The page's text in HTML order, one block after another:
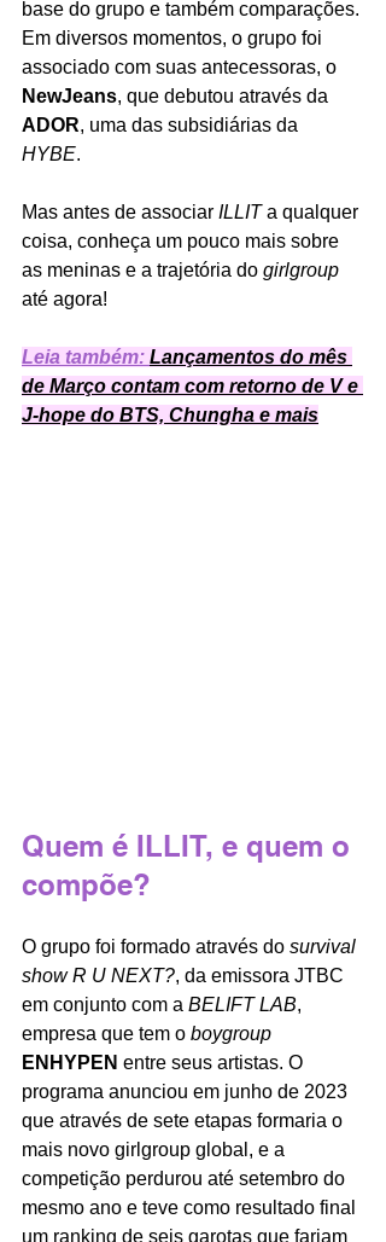
base do grupo e também comparações.
Em diversos momentos, o grupo foi
associado com suas antecessoras, o
NewJeans, que debutou através da
ADOR, uma das subsidiárias da
HYBE.
Mas antes de associar ILLIT a qualquer
coisa, conheça um pouco mais sobre
as meninas e a trajetória do girlgroup
até agora!
Leia também: Lançamentos do mês
de Março contam com retorno de V e
J-hope do BTS, Chungha e mais
Quem é ILLIT, e quem o
compõe?
O grupo foi formado através do survival
show R U NEXT?, da emissora JTBC
em conjunto com a BELIFT LAB,
empresa que tem o boygroup
ENHYPEN entre seus artistas. O
programa anunciou em junho de 2023
que através de sete etapas formaria o
mais novo girlgroup global, e a
competição perdurou até setembro do
mesmo ano e teve como resultado final
um ranking de seis garotas que fariam